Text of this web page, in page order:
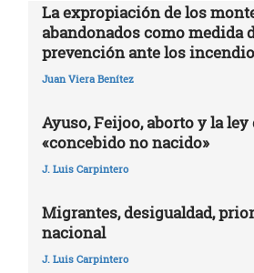
La expropiación de los
abandonados como medida
prevención ante los
Juan Viera Benítez
Ayuso, Feijoo, aborto y la ley
«concebido no nacido»
J. Luis Carpintero
Migrantes, desigualdad,
nacional
J. Luis Carpintero